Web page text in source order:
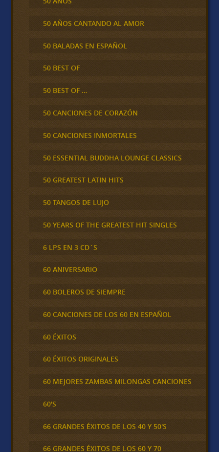
50 AÑOS CANTANDO AL AMOR
50 BALADAS EN ESPAÑOL
50 BEST OF
50 BEST OF …
50 CANCIONES DE CORAZÓN
50 CANCIONES INMORTALES
50 ESSENTIAL BUDDHA LOUNGE CLASSICS
50 GREATEST LATIN HITS
50 TANGOS DE LUJO
50 YEARS OF THE GREATEST HIT SINGLES
6 LPS EN 3 CD´S
60 ANIVERSARIO
60 BOLEROS DE SIEMPRE
60 CANCIONES DE LOS 60 EN ESPAÑOL
60 ÉXITOS
60 ÉXITOS ORIGINALES
60 MEJORES ZAMBAS MILONGAS CANCIONES
60'S
66 GRANDES ÉXITOS DE LOS 40 Y 50'S
66 GRANDES ÉXITOS DE LOS 60 Y 70